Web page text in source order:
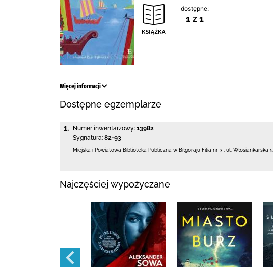
dostępne:
1 z 1
Więcej informacji
Dostępne egzemplarze
1. Numer inwentarzowy: 13982
Sygnatura: 82-93
Miejska i Powiatowa Biblioteka Publiczna w Biłgoraju Filia nr 3 ul. Włosiankarska 5
Najczęściej wypożyczane